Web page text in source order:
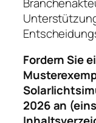
Fordern Sie
2026 an